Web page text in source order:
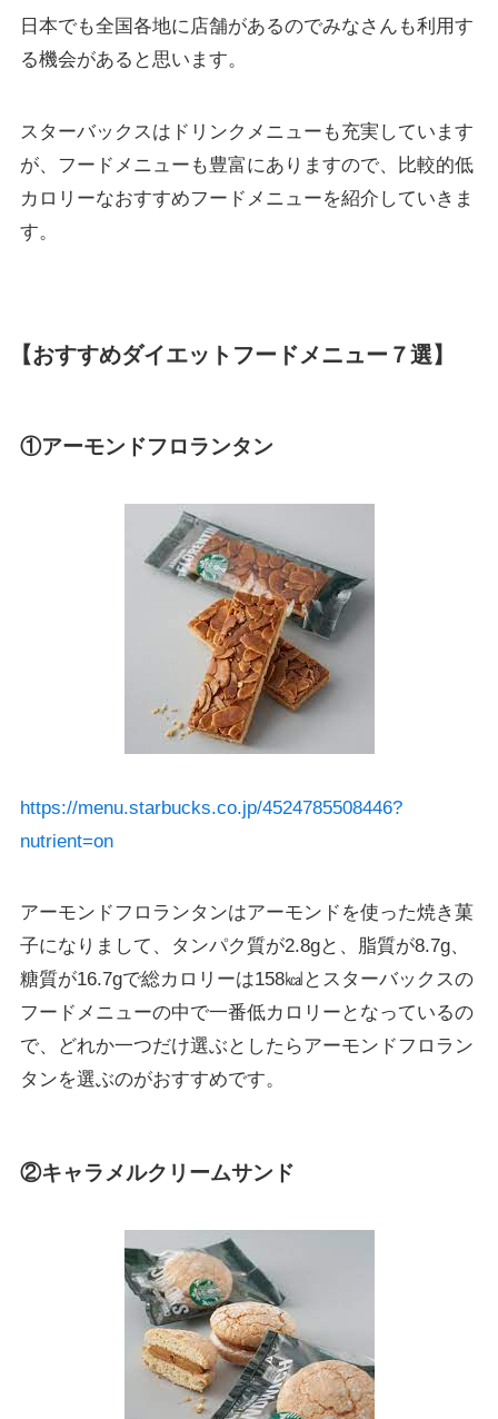
日本でも全国各地に店舗があるのでみなさんも利用す
る機会があると思います。
スターバックスはドリンクメニューも充実しています
が、フードメニューも豊富にありますので、比較的低
カロリーなおすすめフードメニューを紹介していきま
す。
【おすすめダイエットフードメニュー７選】
①アーモンドフロランタン
https://menu.starbucks.co.jp/4524785508446?
nutrient=on
アーモンドフロランタンはアーモンドを使った焼き菓
子になりまして、タンパク質が2.8gと、脂質が8.7g、
糖質が16.7gで総カロリーは158㎉とスターバックスの
フードメニューの中で一番低カロリーとなっているの
で、どれか一つだけ選ぶとしたらアーモンドフロラン
タンを選ぶのがおすすめです。
②キャラメルクリームサンド